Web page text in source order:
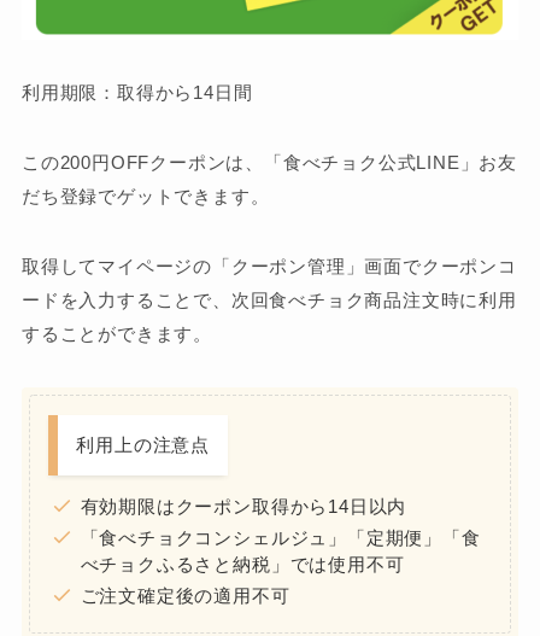
利用期限：取得から14日間
この200円OFFクーポンは、「食べチョク公式LINE」お友
だち登録でゲットできます。
取得してマイページの「クーポン管理」画面でクーポンコ
ードを入力することで、次回食べチョク商品注文時に利用
することができます。
利用上の注意点
有効期限はクーポン取得から14日以内
「食べチョクコンシェルジュ」「定期便」「食
べチョクふるさと納税」では使用不可
ご注文確定後の適用不可